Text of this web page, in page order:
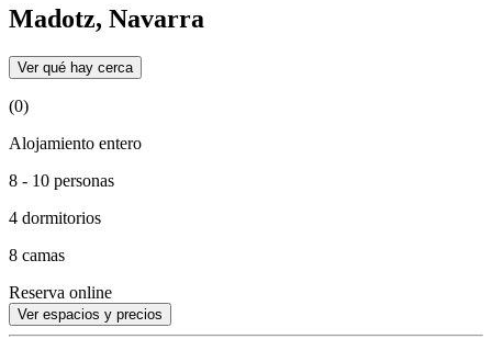
Madotz, Navarra
Ver qué hay cerca
(0)
Alojamiento entero
8 - 10 personas
4 dormitorios
8 camas
Reserva online
Ver espacios y precios